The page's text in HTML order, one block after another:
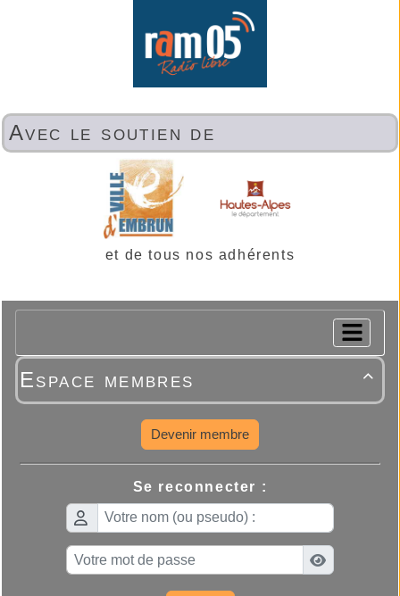
Avec le soutien de
et de tous nos adhérents

Espace membres
Devenir membre
Se reconnecter :